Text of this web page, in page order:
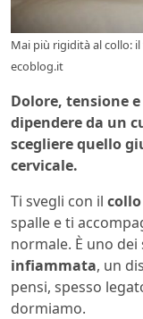
Mai più rigidità al collo:
ecoblog.it
Dolore, tensione
dipendere da un
scegliere quello
cervicale.
Ti svegli con il
spalle e ti
normale. È uno
infiammata, un
pensi, spesso
dormiamo.